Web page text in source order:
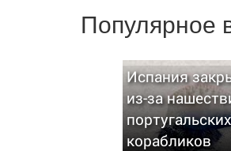
Популярное
Испания
из-за
корабликов